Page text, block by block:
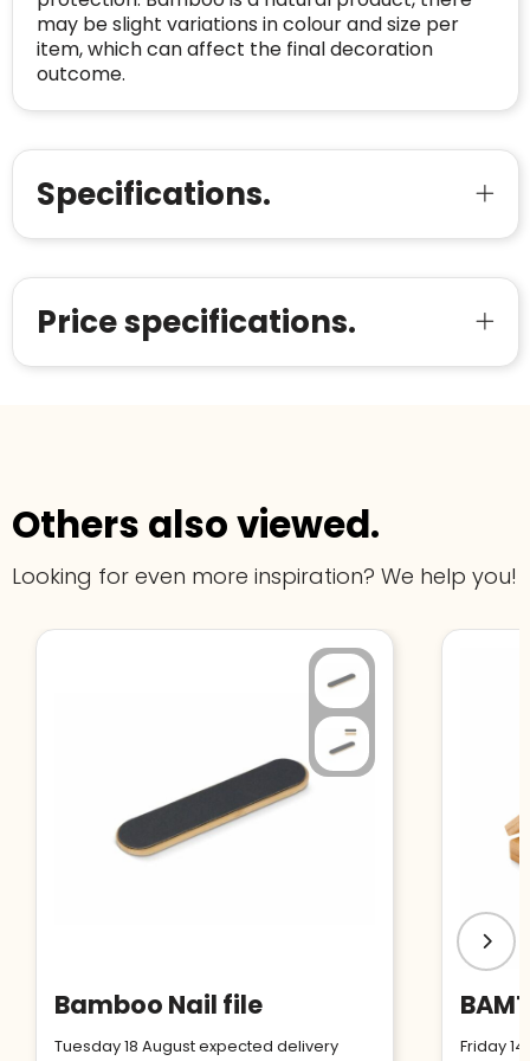
may be slight variations in colour and size per
item, which can affect the final decoration
outcome.
Specifications.
Price specifications.
Others also viewed.
Looking for even more inspiration? We help you!
Bamboo Nail file
Tuesday 18 August expected delivery Friday
Aantal werknemers: 1-10
starten:
Voor bedrijven
Bouwt u vertrouwen op en verhoogt u uw
verkoop met de Trustindex-certificaat.